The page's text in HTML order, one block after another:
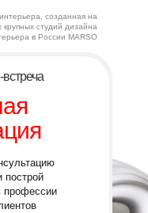
созданная на
студий дизайна
в России MARSO
построй
профессии